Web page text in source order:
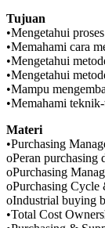
Tujuan
•Mengetahui
•Memahami cara
•Mengetahui
•Mengetahui
•Mampu
•Memahami
Materi
•Purchasing
oPeran purchasing
oPurchasing
oPurchasing
oIndustrial buying
•Total Cost